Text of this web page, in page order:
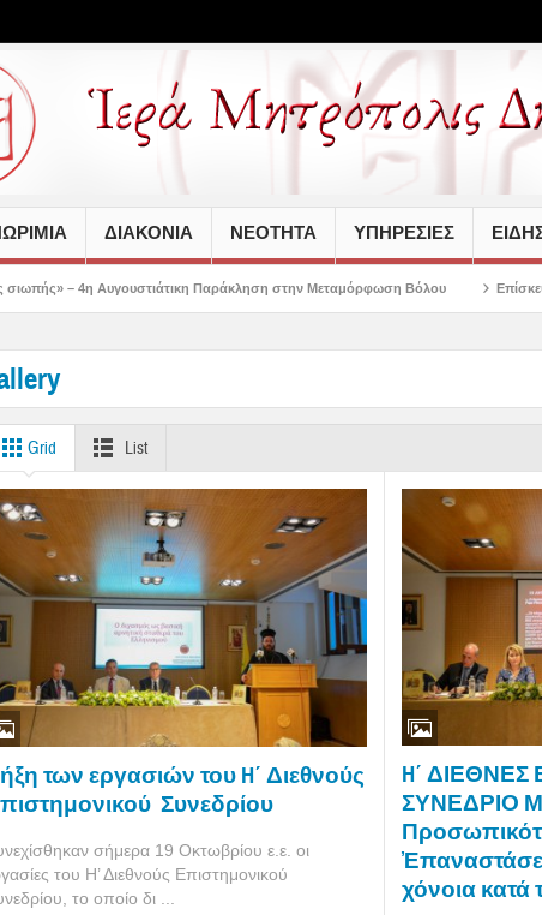
ΔΙΑΚΟΝΙΑ ΝΕΟΤΗΤΑ ΥΠΗΡΕΣΙΕΣ
Παράκληση στην Μεταμόρφωση Βόλου Επίσκεψη του Δ/ντού της Β/
Grid List
των εργασιών του H΄ Διεθνούς
Συνεδρίου
σήμερα 19 Oκτωβρίου ε.ε. οι
του Η’ Διεθνούς Επιστημονικού
το ο­ποί­ο δι­ ...
H΄
ΣΥΝΕΔΡΙΟ
χό­νοια